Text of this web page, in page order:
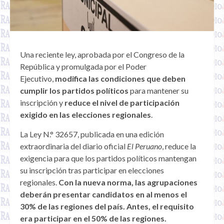
Una reciente ley, aprobada por el Congreso de la
República y promulgada por el Poder
Ejecutivo, modifica las condiciones que deben
cumplir los partidos políticos para mantener su
inscripción y reduce el nivel de participación
exigido en las elecciones regionales.
La Ley N.° 32657, publicada en una edición
extraordinaria del diario oficial El Peruano, reduce la
exigencia para que los partidos políticos mantengan
su inscripción tras participar en elecciones
regionales. Con la nueva norma, las agrupaciones
deberán presentar candidatos en al menos el
30% de las regiones del país. Antes, el requisito
era participar en el 50% de las regiones.